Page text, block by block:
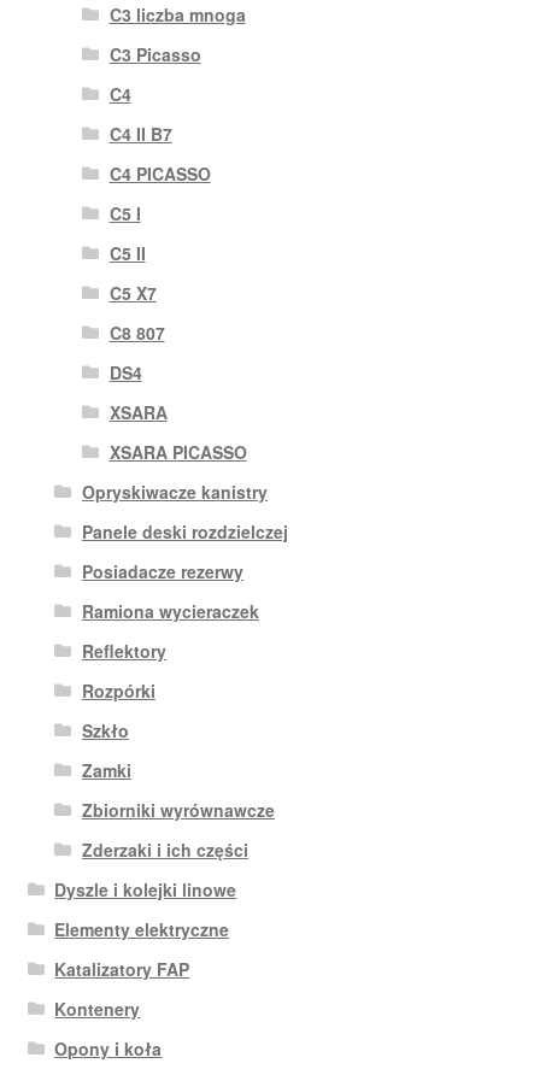
C3 liczba mnoga
C3 Picasso
C4
C4 II B7
C4 PICASSO
C5 I
C5 II
C5 X7
C8 807
DS4
XSARA
XSARA PICASSO
Opryskiwacze kanistry
Panele deski rozdzielczej
Posiadacze rezerwy
Ramiona wycieraczek
Reflektory
Rozpórki
Szkło
Zamki
Zbiorniki wyrównawcze
Zderzaki i ich części
Dyszle i kolejki linowe
Elementy elektryczne
Katalizatory FAP
Kontenery
Opony i koła